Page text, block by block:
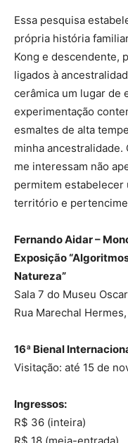
Essa pesquisa
própria história
Kong e descendente,
ligados à
cerâmica um lugar de
experimentação
esmaltes de alta
minha ancestralidade.
me interessam não
permitem estabelecer
território e
Fernando Aidar –
Exposição
Natureza”
Sala 7 do Museu
Rua Marechal
16ª Bienal
Visitação: até 15 de
Ingressos:
R$ 36 (inteira)